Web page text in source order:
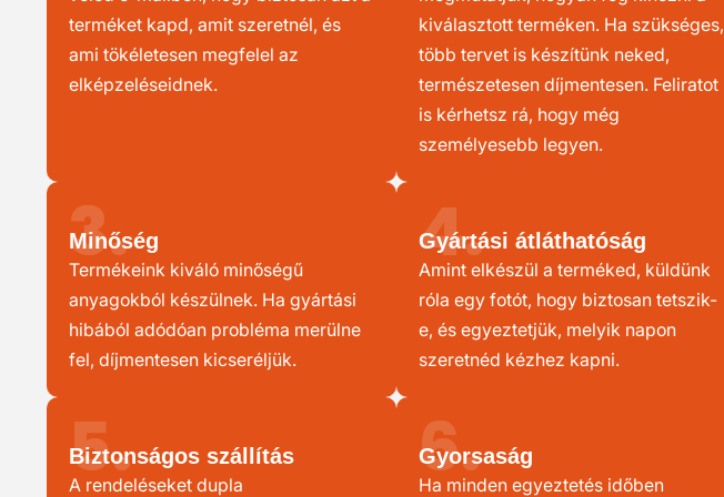
terméket kapd, amit szeretnél, és
ami tökéletesen megfelel az
elképzeléseidnek.
kiválasztott terméken. Ha szükséges,
több tervet is készítünk neked,
természetesen díjmentesen. Feliratot
is kérhetsz rá, hogy még
személyesebb legyen.
3.
Minőség
Termékeink kiváló minőségű
anyagokból készülnek. Ha gyártási
hibából adódóan probléma merülne
fel, díjmentesen kicseréljük.
4.
Gyártási átláthatóság
Amint elkészül a terméked, küldünk
róla egy fotót, hogy biztosan tetszik-
e, és egyeztetjük, melyik napon
szeretnéd kézhez kapni.
5.
Biztonságos szállítás
A rendeléseket dupla 6.
Gyorsaság
Ha minden egyeztetés időben